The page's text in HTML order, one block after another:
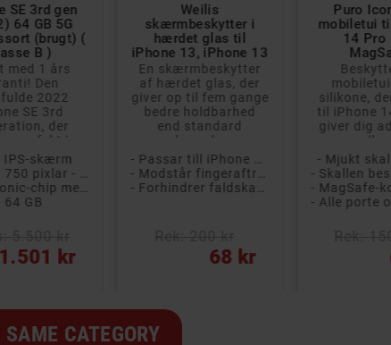
SE 3rd gen
64 GB 5G
(brugt) (
B )
med 1 års
Den
2022
SE 3rd
der
perfekt i
IPS-skærm
64 GB
1.501 kr
Weilis
skærmbeskytter i
hærdet glas til
iPhone 13, iPhone 13
Pro og iPhone 14
En skærmbeskytter
af hærdet glas, der
giver op til fem gange
bedre holdbarhed
end standard
68 kr
Puro
mobiletui
14 Pro
silikone,
til iPhone
giver dig
- Mjukt
CATEGORY